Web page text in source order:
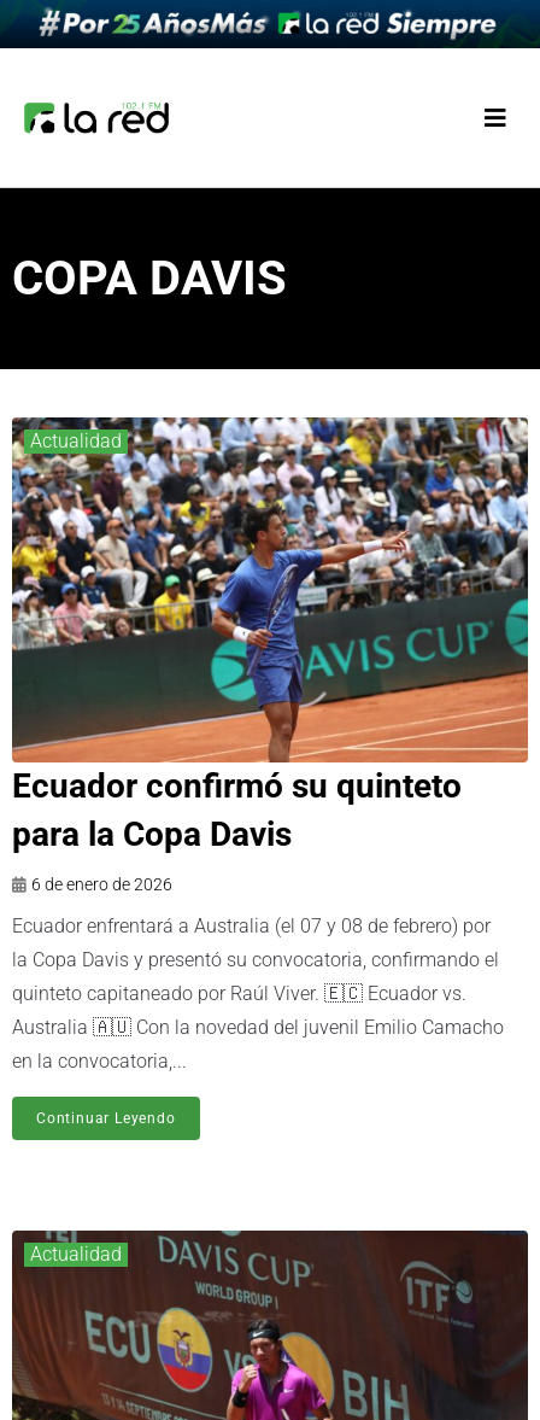
COPA DAVIS
Actualidad
Ecuador confirmó su quinteto
para la Copa Davis
6 de enero de 2026
Ecuador enfrentará a Australia (el 07 y 08 de febrero) por
la Copa Davis y presentó su convocatoria, confirmando el
quinteto capitaneado por Raúl Viver. 🇪🇨 Ecuador vs.
Australia 🇦🇺 Con la novedad del juvenil Emilio Camacho
en la convocatoria,...
Continuar Leyendo
Actualidad